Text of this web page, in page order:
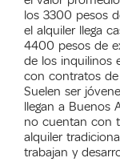
los 3300 pesos
el alquiler llega
4400 pesos de
de los inquilinos
con contratos
Suelen ser
llegan a Buenos
no cuentan con
alquiler
trabajan y